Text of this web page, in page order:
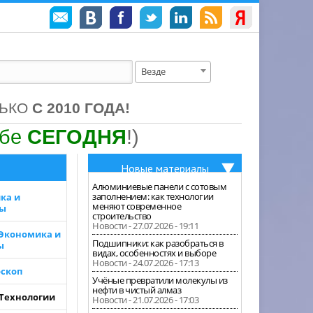
Везде
С 2010 ГОДА!
СЕГОДНЯ!)
и
и
Новые материалы
Алюминиевые панели с сотовым
заполнением: как технологии
меняют современное
строительство
Новости - 27.07.2026 - 19:11
Подшипники: как разобраться в
видах, особенностях и выборе
Новости - 24.07.2026 - 17:13
Учёные превратили молекулы из
нефти в чистый алмаз
Новости - 21.07.2026 - 17:03